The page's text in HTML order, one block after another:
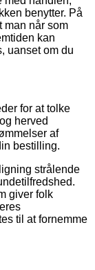
benytter. På
man når som
kan
uanset om du
for at tolke
herved
af
bestilling.
strålende
giver folk
til at fornemme